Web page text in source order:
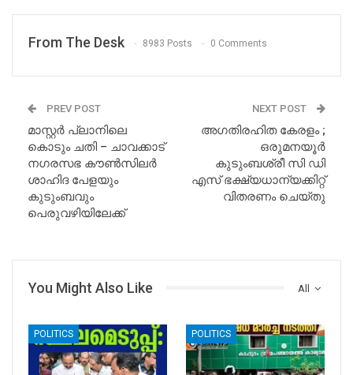
From The Desk 8983 Posts 0 Comments
PREV POST
മാസ്റ്റർ പ്ലാനിലെ
കൊടും ചതി – ചാവക്കാട്
നഗരസഭ കൗൺസിലർ
ശാഹിദ പേളയും
കുടുംബവും
പെരുവഴിയിലേക്ക്
NEXT POST
അഗതിരഹിത കേരളം ;
ഒരുമനയൂർ
കുടുംബശ്രീ സി ഡി
എസ് ഭക്ഷ്യധാന്യക്കിറ്റ്
വിതരണം ചെയ്തു
All
You Might Also Like
POLITICS POLITICS